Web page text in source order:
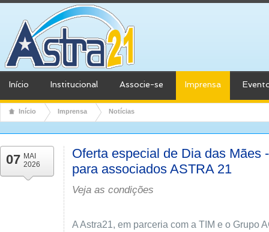
Início Institucional Associe-se Imprensa
Início Imprensa Notícias
07 MAI
2026
Oferta especial de Dia das Mães
para associados ASTRA 21
Veja as condições
A Astra21, em parceria com a TIM e o Grupo